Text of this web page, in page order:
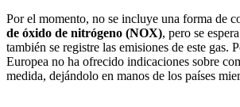
Por el momento, no se incluye una forma de
de óxido de nitrógeno (NOX), pero se
también se registre las emisiones de este gas.
Europea no ha ofrecido indicaciones sobre
medida, dejándolo en manos de los países